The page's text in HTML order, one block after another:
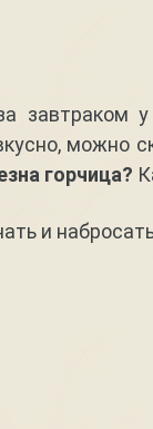
завтраком
можно
горчица?
и